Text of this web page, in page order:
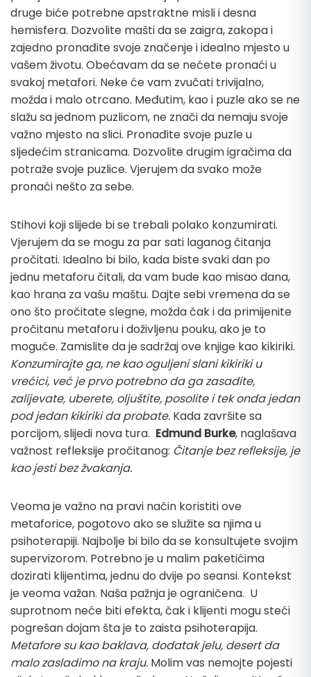
druge biće potrebne apstraktne misli i desna
hemisfera. Dozvolite mašti da se zaigra, zakopa i
zajedno pronađite svoje značenje i idealno mjesto u
vašem životu. Obećavam da se nećete pronaći u
svakoj metafori. Neke će vam zvučati trivijalno,
možda i malo otrcano. Međutim, kao i puzle ako se ne
slažu sa jednom puzlicom, ne znači da nemaju svoje
važno mjesto na slici. Pronađite svoje puzle u
sljedećim stranicama. Dozvolite drugim igračima da
potraže svoje puzlice. Vjerujem da svako može
pronaći nešto za sebe.
Stihovi koji slijede bi se trebali polako konzumirati.
Vjerujem da se mogu za par sati laganog čitanja
pročitati. Idealno bi bilo, kada biste svaki dan po
jednu metaforu čitali, da vam bude kao misao dana,
kao hrana za vašu maštu. Dajte sebi vremena da se
ono što pročitate slegne, možda čak i da primijenite
pročitanu metaforu i doživljenu pouku, ako je to
moguće. Zamislite da je sadržaj ove knjige kao kikiriki.
Konzumirajte ga, ne kao oguljeni slani kikiriki u
vrećici, već je prvo potrebno da ga zasadite,
zalijevate, uberete, oljuštite, posolite i tek onda jedan
pod jedan kikiriki da probate. Kada završite sa
porcijom, slijedi nova tura. Edmund Burke, naglašava
važnost refleksije pročitanog: Čitanje bez refleksije, je
kao jesti bez žvakanja.
Veoma je važno na pravi način koristiti ove
metaforice, pogotovo ako se služite sa njima u
psihoterapiji. Najbolje bi bilo da se konsultujete svojim
supervizorom. Potrebno je u malim paketićima
dozirati klijentima, jednu do dvije po seansi. Kontekst
je veoma važan. Naša pažnja je ograničena. U
suprotnom neće biti efekta, čak i klijenti mogu steći
pogrešan dojam šta je to zaista psihoterapija.
Metafore su kao baklava, dodatak jelu, desert da
malo zasladimo na kraju. Molim vas nemojte pojesti